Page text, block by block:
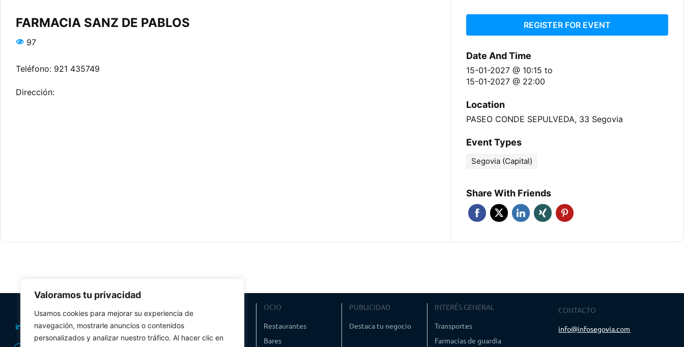
Valoramos tu privacidad
Usamos cookies para mejorar su experiencia de
navegación, mostrarle anuncios o contenidos
personalizados y analizar nuestro tráfico. Al hacer clic en
FARMACIA SANZ DE PABLOS
97
Teléfono: 921 435749
Dirección:
REGISTER FOR EVENT
Date And Time
15-01-2027 @ 10:15 to
15-01-2027 @ 22:00
Location
PASEO CONDE SEPULVEDA, 33 Segovia
Event Types
Segovia (Capital)
Share With Friends
Oficinas de turismo
Visitas Guiadas
OCIO
Restaurantes
Bares
PUBLICIDAD
Destaca tu negocio
INTERÉS GENERAL
Transportes
Farmacias de guardia
CONTACTO
info@infosegovia.com